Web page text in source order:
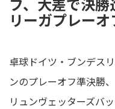
リーガプレー
卓球ドイツ・ブンデス
ンのプレーオフ準決勝
リュンヴェッターズバ